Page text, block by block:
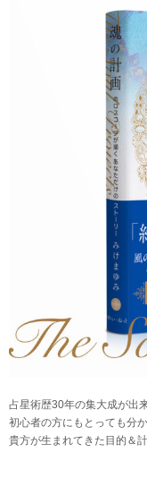
占星術歴30年の集大成が出
初心者の方にもとっても分
貴方が生まれてきた目的＆